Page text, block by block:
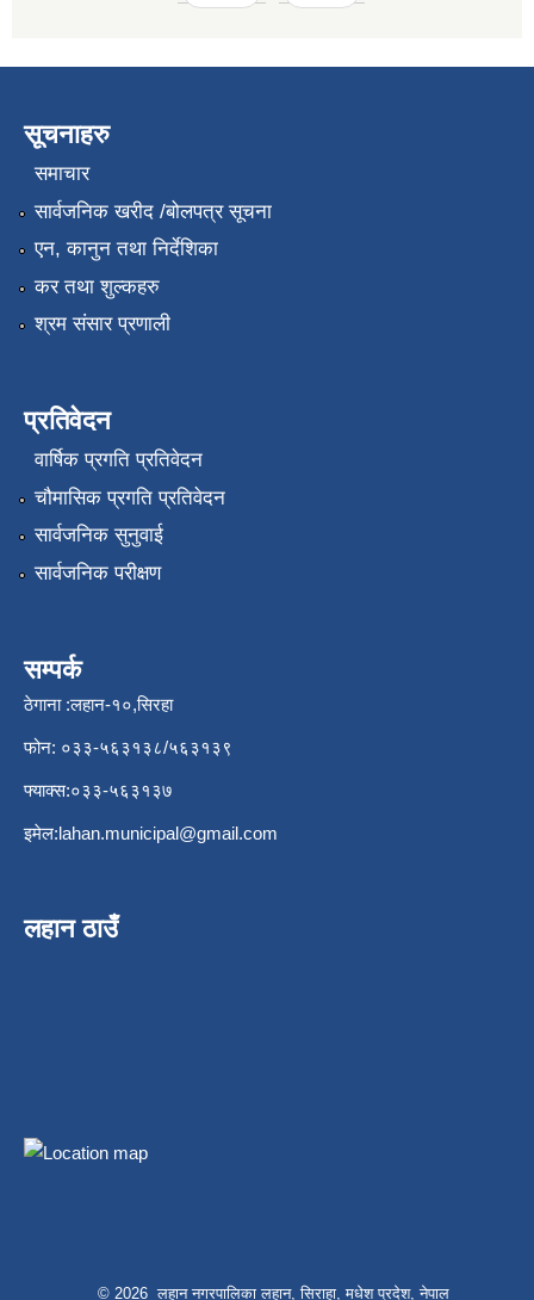
सूचनाहरु
समाचार
सार्वजनिक खरीद /बोलपत्र सूचना
एन, कानुन तथा निर्देशिका
कर तथा शुल्कहरु
श्रम संसार प्रणाली
प्रतिवेदन
वार्षिक प्रगति प्रतिवेदन
चौमासिक प्रगति प्रतिवेदन
सार्वजनिक सुनुवाई
सार्वजनिक परीक्षण
सम्पर्क
ठेगाना :लहान-१०,सिरहा
फोन: ०३३-५६३१३८/५६३१३९
फ्याक्स:०३३-५६३१३७
इमेल:lahan.municipal@gmail.com
लहान ठाउँ
© 2026 लहान नगरपालिका लहान, सिराहा, मधेश प्रदेश, नेपाल